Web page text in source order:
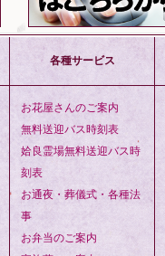
各種サービス
お花屋さんのご案内
無料送迎バス時刻表
姶良霊場無料送迎バス時
刻表
お通夜・葬儀式・各種法
事
お弁当のご案内